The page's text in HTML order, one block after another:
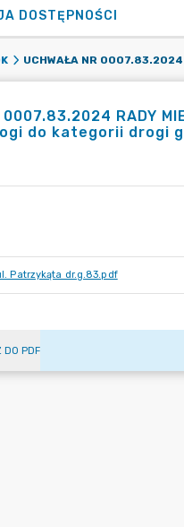
DOSTĘPNOŚCI
0007.83.2024 RADY
do kategorii drogi
Patrzykąta dr.g.83.pdf
DO PDF